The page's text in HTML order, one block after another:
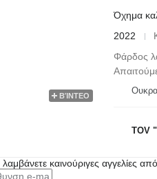
ΒΊΝΤΕΟ
Όχημα
2022
Φάρδος
TOV
λαμβάνετε καινούριγες αγγελίες